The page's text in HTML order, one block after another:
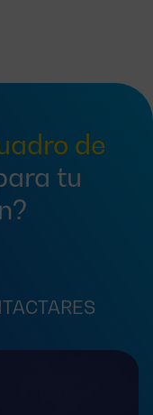
de
tu